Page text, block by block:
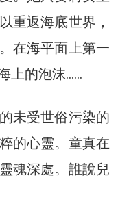
重返海底世界，
在海平面上第一
上的泡沫……
未受世俗污染的
的心靈。童真在
魂深處。誰說兒